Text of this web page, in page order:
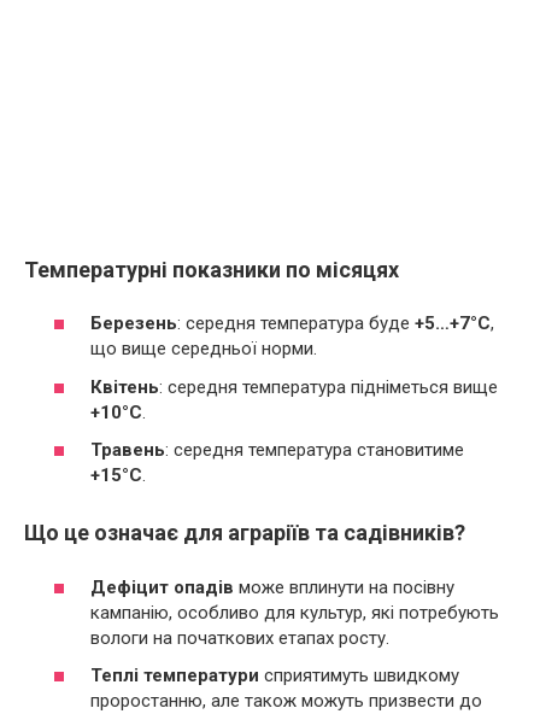
Температурні показники по місяцях
Березень: середня температура буде +5…+7°C,
що вище середньої норми.
Квітень: середня температура підніметься вище
+10°C.
Травень: середня температура становитиме
+15°C.
Що це означає для аграріїв та садівників?
Дефіцит опадів може вплинути на посівну
кампанію, особливо для культур, які потребують
вологи на початкових етапах росту.
Теплі температури сприятимуть швидкому
проростанню, але також можуть призвести до